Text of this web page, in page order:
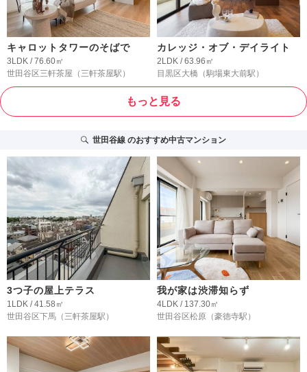
キャロットタワーのそばで
3LDK / 76.60㎡
世田谷区三軒茶屋 （三軒茶屋駅）
カレッジ・オブ・デイライト
2LDK / 63.96㎡
目黒区大橋 （駒場東大前駅）
もっと見る
世田谷線のおすすめ中古マンション
3つ子の屋上テラス
1LDK / 41.58㎡
世田谷区下馬 （三軒茶屋駅）
我が家は渋滞知らず
4LDK / 137.30㎡
世田谷区松原 （豪徳寺駅）